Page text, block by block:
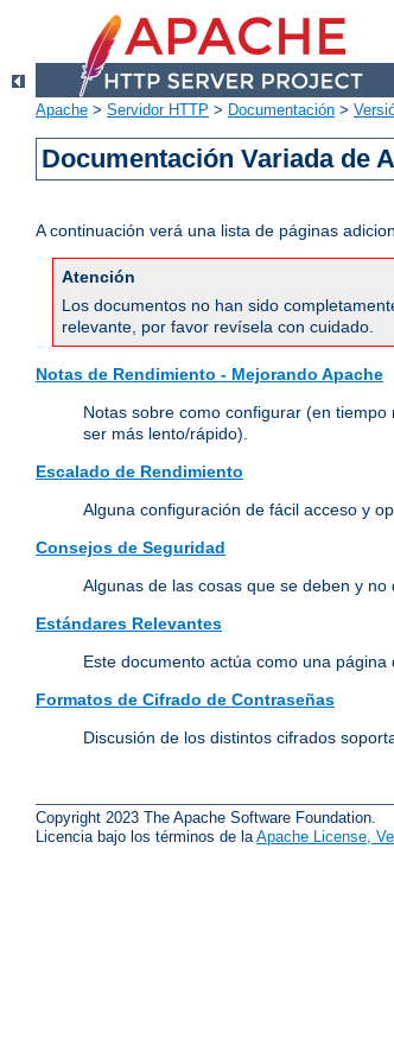
Apache > Servidor HTTP > Documentación >
Documentación Variada de
A continuación verá una lista de páginas
Atención
Los documentos no han sido
relevante, por favor revísela con cuidado.
Notas de Rendimiento - Mejorando Apache
Notas sobre como configurar (en
ser más lento/rápido).
Escalado de Rendimiento
Alguna configuración de fácil acceso y
Consejos de Seguridad
Algunas de las cosas que se deben y
Estándares Relevantes
Este documento actúa como una
Formatos de Cifrado de Contraseñas
Discusión de los distintos cifrados
Copyright 2023 The Apache Software Foundation.
Licencia bajo los términos de la Apache License,